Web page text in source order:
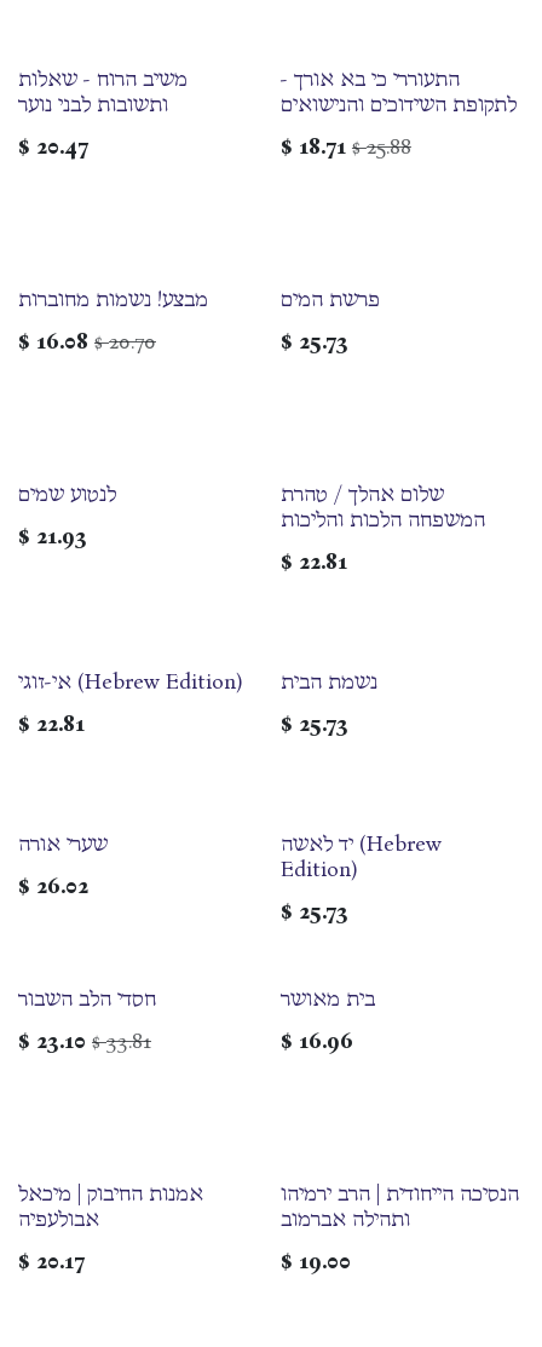
משיב הרוח - שאלות
ותשובות לבני נוער
$ 20.47
התעוררי כי בא אורך -
לתקופת השידוכים והנישואים
$ 18.71 $25.88
מבצע! נשמות מחוברות
$ 16.08 $20.70
פרשת המים
$ 25.73
לנטוע שמים
$ 21.93
שלום אהלך / טהרת
המשפחה הלכות והליכות
$ 22.81
אי-זוגי (Hebrew Edition)
$ 22.81
נשמת הבית
$ 25.73
שערי אורה
$ 26.02
יד לאשה (Hebrew
Edition)
$ 25.73
חסדי הלב השבור
$ 23.10 $33.81
בית מאושר
$ 16.96
אמנות החיבוק | מיכאל
אבולעפיה
$ 20.17
הנסיכה הייחודית | הרב ירמיהו
ותהילה אברמוב
$ 19.00